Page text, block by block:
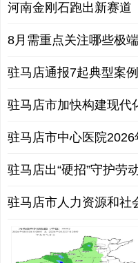
河南金刚石跑出新赛道
8月需重点关注哪些极
驻马店通报7起典型案例
驻马店市加快构建现代
驻马店市中心医院
驻马店出“硬招”守护劳
驻马店市人力资源和社